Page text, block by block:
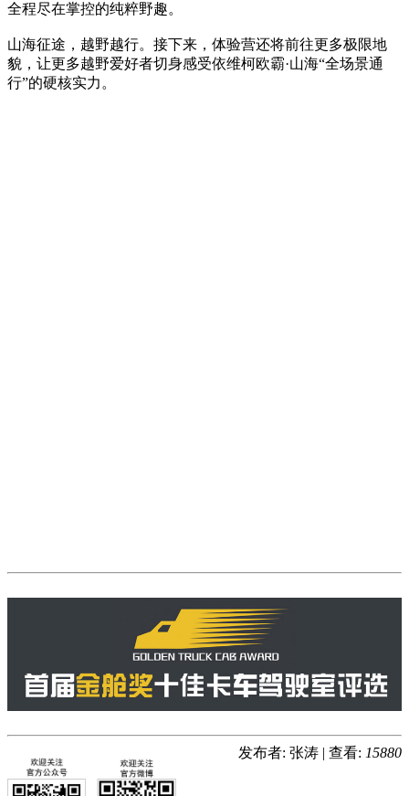
全程尽在掌控的纯粹野趣。
山海征途，越野越行。接下来，体验营还将前往更多极限地
貌，让更多越野爱好者切身感受依维柯欧霸·山海“全场景通
行”的硬核实力。
发布者: 张涛 | 查看: 15880